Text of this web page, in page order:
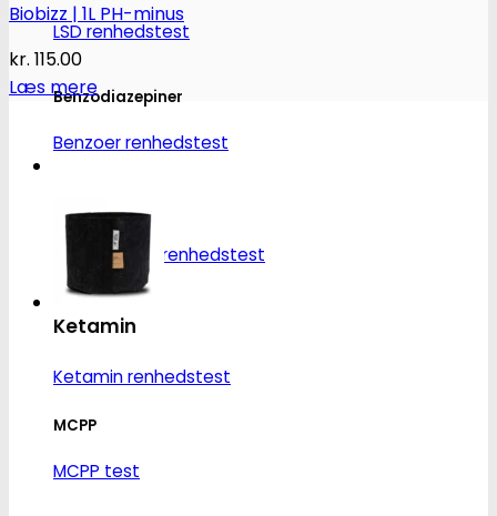
LSD renhedstest
Benzodiazepiner
Benzoer renhedstest
GHB/Hætter
GHB/Hætter renhedstest
Ketamin
Ketamin renhedstest
MCPP
MCPP test
Biobizz | 1L PH-minus
kr. 115.00
Læs mere